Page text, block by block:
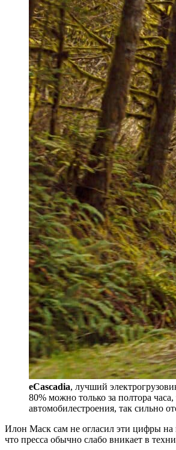
eCascadia, лучший
80% можно только за полтора
автомобилестроения, так сильно
Илон Маск сам не огласил эти цифры на
что пресса обычно слабо вникает в